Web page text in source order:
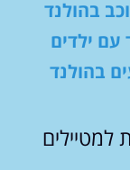
בהולנד
עם ילדים
בהולנד
למטיילים